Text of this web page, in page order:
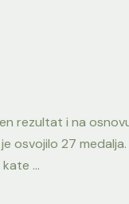
rezultat i na
osvojilo 27
kate …